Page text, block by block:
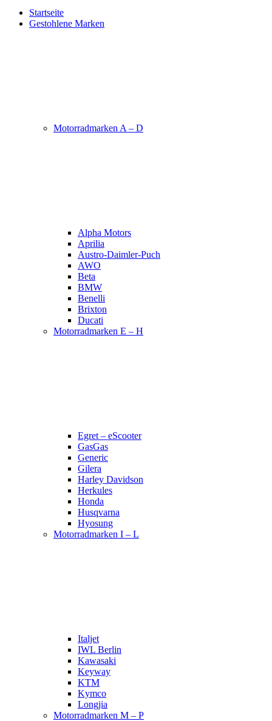
Startseite
Gestohlene Marken
Motorradmarken A – D
Alpha Motors
Aprilia
Austro-Daimler-Puch
AWO
Beta
BMW
Benelli
Brixton
Ducati
Motorradmarken E – H
Egret – eScooter
GasGas
Generic
Gilera
Harley Davidson
Herkules
Honda
Husqvarna
Hyosung
Motorradmarken I – L
Italjet
IWL Berlin
Kawasaki
Keyway
KTM
Kymco
Longjia
Motorradmarken M – P